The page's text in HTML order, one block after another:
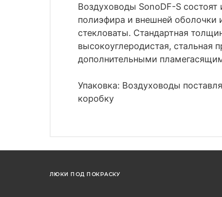
Воздуховоды SonoDF-S
полиэфира и внешней
стекловаты. Стандартная
высокоуглеродистая, стальная
дополнительными
Упаковка: Воздуховоды
коробку
ЛЮКИ ПОД ПОКРАСКУ